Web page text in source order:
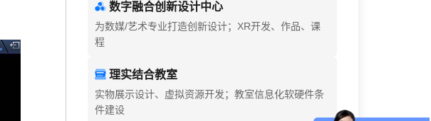
数字融合创新设计中心
为数媒/艺术专业打造创新设计；XR开发、作品、课
程
理实结合教室
实物展示设计、虚拟资源开发；教室信息化软硬件条
件建设